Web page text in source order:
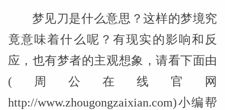
梦见刀是什么意思？这样的梦境究
竟意味着什么呢？有现实的影响和反
应，也有梦者的主观想象，请看下面由
(周公在线官网
http://www.zhougongzaixian.com)小编帮